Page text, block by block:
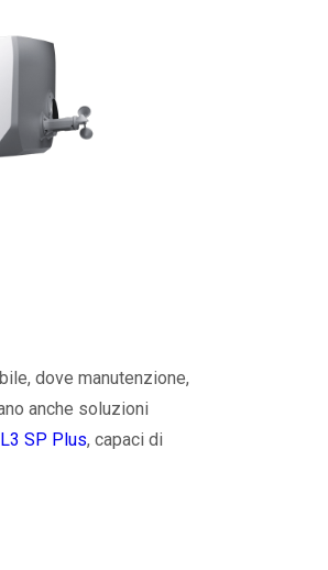
dove manutenzione,
anche soluzioni
SP Plus, capaci di